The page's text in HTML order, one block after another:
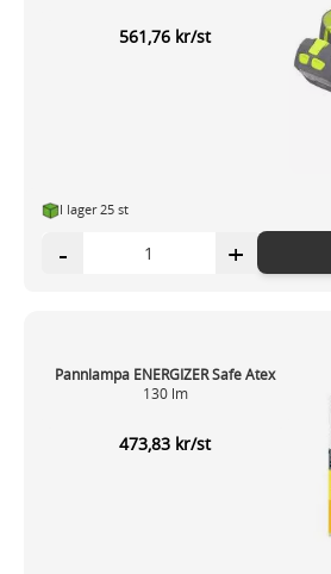
561,76 kr/st
I lager 25 st
- +
Pannlampa ENERGIZER Safe Atex
130 lm
473,83 kr/st